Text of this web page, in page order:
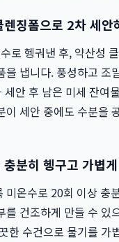
징폼으로 2차 세안
로 헹궈낸 후, 약산성
을 냅니다. 풍성하고 조
안 후 남은 미세 잔여
이 세안 중에도 수분을
분히 헹구고 가볍
미온수로 20회 이상 충
를 건조하게 만들 수 있
한 수건으로 물기를 가